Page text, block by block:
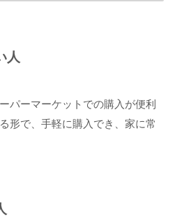
人
パーマーケットでの購入が便利
形で、手軽に購入でき、家に常